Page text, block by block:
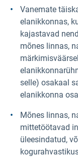
Vanemate
elanikkonnas,
kajastavad
mõnes linnas,
selle) osakaal
elanikkonna
Mõnes linnas,
mittetöötavad
üleesindatud,